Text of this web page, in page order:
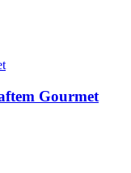
Gourmet